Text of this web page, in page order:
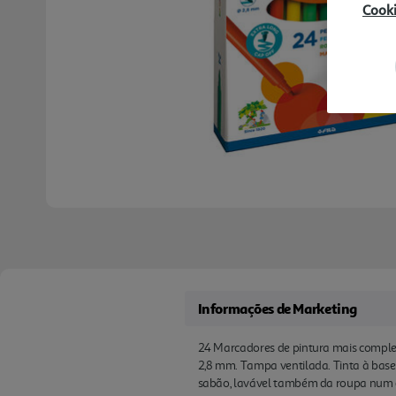
Informações de Marketing
24 Marcadores de pintura mais
2,8 mm. Tampa ventilada. Tinta à
sabão, lavável também da roupa